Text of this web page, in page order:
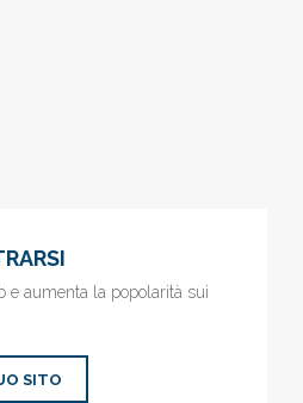
e aumenta la popolarità sui
SITO